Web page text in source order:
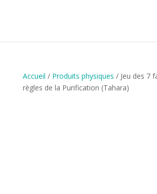
Accueil / Produits physiques / Jeu des 7
règles de la Purification (Tahara)